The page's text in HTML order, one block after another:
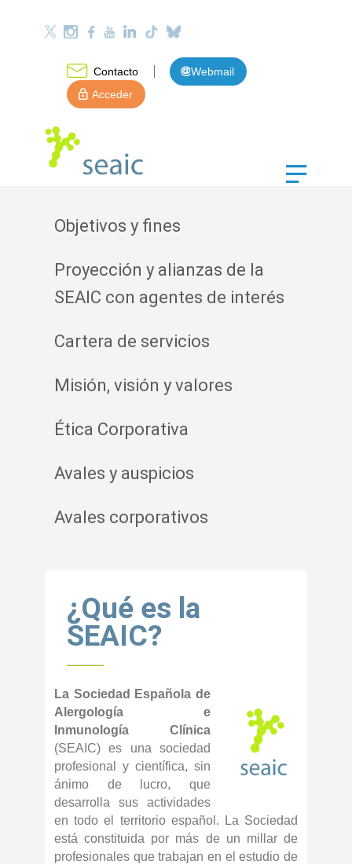
Contacto
Webmail
Acceder
Objetivos y fines
Proyección y alianzas de la
SEAIC con agentes de interés
Cartera de servicios
Misión, visión y valores
Ética Corporativa
Avales y auspicios
Avales corporativos
¿Qué es la
SEAIC?
La Sociedad Española de
Alergología e
Inmunología Clínica
(SEAIC) es una sociedad
profesional y científica, sin
ánimo de lucro, que
desarrolla sus actividades
en todo el territorio español. La Sociedad
está constituida por más de un millar de
profesionales que trabajan en el estudio de